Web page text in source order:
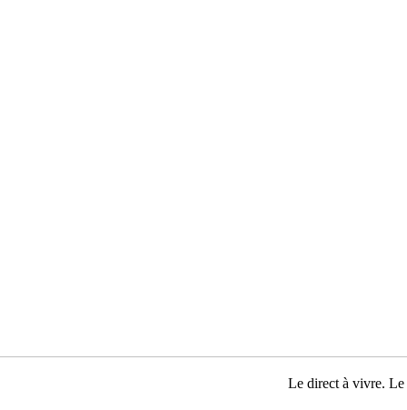
Le direct à vivre. Le